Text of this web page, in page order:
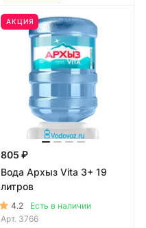
АКЦИЯ
805 ₽
Вода Архыз Vita 3+ 19
литров
4.2
Есть в наличии
Арт. 3766